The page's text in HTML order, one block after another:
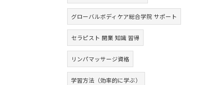
グローバルボディケア総合学院 サポート
セラピスト 開業 知識 習得
リンパマッサージ資格
学習方法（効率的に学ぶ）